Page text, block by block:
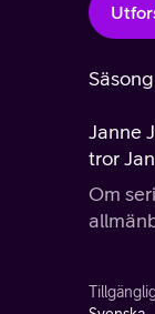
Janne
tror
Om